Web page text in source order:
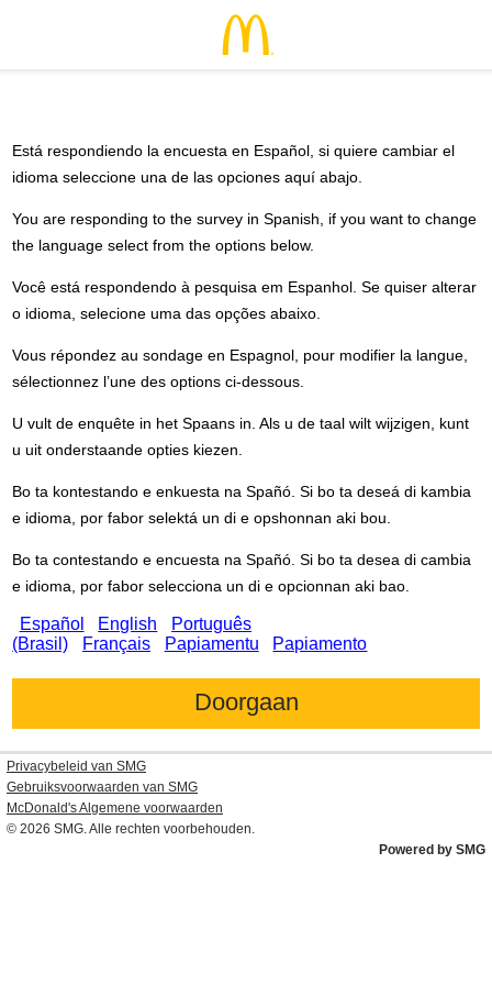
Está respondiendo la encuesta en Español, si quiere cambiar el
idioma seleccione una de las opciones aquí abajo.
You are responding to the survey in Spanish, if you want to change
the language select from the options below.
Você está respondendo à pesquisa em Espanhol. Se quiser alterar
o idioma, selecione uma das opções abaixo.
Vous répondez au sondage en Espagnol, pour modifier la langue,
sélectionnez l’une des options ci-dessous.
U vult de enquête in het Spaans in. Als u de taal wilt wijzigen, kunt
u uit onderstaande opties kiezen.
Bo ta kontestando e enkuesta na Spañó. Si bo ta deseá di kambia
e idioma, por fabor selektá un di e opshonnan aki bou.
Bo ta contestando e encuesta na Spañó. Si bo ta desea di cambia
e idioma, por fabor selecciona un di e opcionnan aki bao.
Español English
Português
(Brasil)
Français Papiamentu Papiamento
Privacybeleid van SMG
Gebruiksvoorwaarden van SMG
McDonald'sAlgemene voorwaarden
© 2026 SMG . Alle rechten voorbehouden.
Powered by SMG